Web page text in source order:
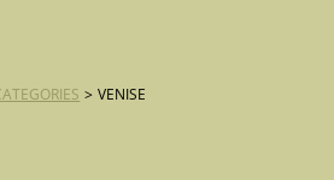
> VENISE